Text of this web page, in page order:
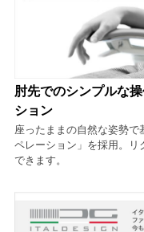
肘先でのシンプルな
ション
座ったままの自然な姿勢
ペレーション」を採用。リ
できます。